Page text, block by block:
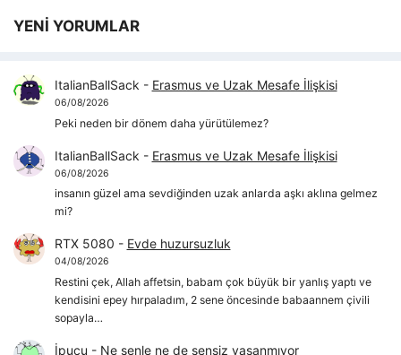
YENİ YORUMLAR
ItalianBallSack - Erasmus ve Uzak Mesafe İlişkisi
06/08/2026
Peki neden bir dönem daha yürütülemez?
ItalianBallSack - Erasmus ve Uzak Mesafe İlişkisi
06/08/2026
insanın güzel ama sevdiğinden uzak anlarda aşkı aklına gelmez
mi?
RTX 5080 - Evde huzursuzluk
04/08/2026
Restini çek, Allah affetsin, babam çok büyük bir yanlış yaptı ve
kendisini epey hırpaladım, 2 sene öncesinde babaannem çivili
sopayla…
İpucu - Ne senle ne de sensiz yaşanmıyor